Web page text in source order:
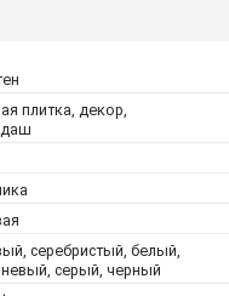
плитка, декор,
серебристый, белый,
серый, черный